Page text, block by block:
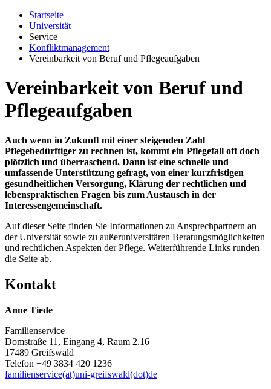
Startseite
Universität
Service
Konfliktmanagement
Vereinbarkeit von Beruf und Pflegeaufgaben
Vereinbarkeit von Beruf und
Pflegeaufgaben
Auch wenn in Zukunft mit einer steigenden Zahl
Pflegebedürftiger zu rechnen ist, kommt ein Pflegefall oft doch
plötzlich und überraschend. Dann ist eine schnelle und
umfassende Unterstützung gefragt, von einer kurzfristigen
gesundheitlichen Versorgung, Klärung der rechtlichen und
lebenspraktischen Fragen bis zum Austausch in der
Interessengemeinschaft.
Auf dieser Seite finden Sie Informationen zu Ansprechpartnern an
der Universität sowie zu außeruniversitären Beratungsmöglichkeiten
und rechtlichen Aspekten der Pflege. Weiterführende Links runden
die Seite ab.
Kontakt
Anne Tiede
Familienservice
Domstraße 11, Eingang 4, Raum 2.16
17489 Greifswald
Telefon +49 3834 420 1236
familienservice(at)uni-greifswald(dot)de